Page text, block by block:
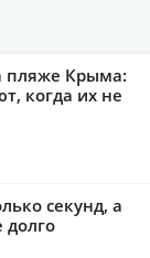
пляже Крыма:
когда их не
секунд, а
долго